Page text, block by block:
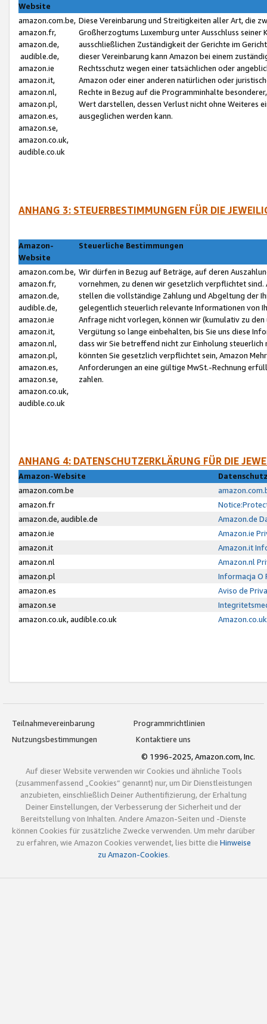
Website
amazon.com.be,
amazon.fr,
amazon.de,
audible.de,
amazon.ie
amazon.it,
amazon.nl,
amazon.pl,
amazon.es,
amazon.se,
amazon.co.uk,
audible.co.uk
Diese Vereinbarung und Streitigkeiten aller Art, die
Großherzogtums Luxemburg unter Ausschluss
ausschließlichen Zuständigkeit der Gerichte im
dieser Vereinbarung kann Amazon bei einem
Rechtsschutz wegen einer tatsächlichen oder
Amazon oder einer anderen natürlichen oder
Rechte in Bezug auf die Programminhalte
Wert darstellen, dessen Verlust nicht ohne Weiteres
ausgeglichen werden kann.
ANHANG 3: STEUERBESTIMMUNGEN FÜR DIE
Amazon-
Website
Steuerliche Bestimmungen
amazon.com.be,
amazon.fr,
amazon.de,
audible.de,
amazon.ie
amazon.it,
amazon.nl,
amazon.pl,
amazon.es,
amazon.se,
amazon.co.uk,
audible.co.uk
Wir dürfen in Bezug auf Beträge, auf deren
vornehmen, zu denen wir gesetzlich verpflichtet
stellen die vollständige Zahlung und Abgeltung der
gelegentlich steuerlich relevante Informationen von
Anfrage nicht vorlegen, können wir (kumulativ zu
Vergütung so lange einbehalten, bis Sie uns diese
dass wir Sie betreffend nicht zur Einholung
könnten Sie gesetzlich verpflichtet sein, Amazon
Anforderungen an eine gültige MwSt.-Rechnung
zahlen.
ANHANG 4: DATENSCHUTZERKLÄRUNG FÜR DIE
Amazon-Website
amazon.com.be
amazon.fr
amazon.de, audible.de
Amazon.de
amazon.ie
Amazon.ie
amazon.it
Amazon.it
amazon.nl
Amazon.nl
amazon.pl
Informacja O
amazon.es
Aviso de
amazon.se
amazon.co.uk, audible.co.uk
Teilnahmevereinbarung
Programmrichtlinien
Nutzungsbestimmungen
Kontaktiere uns
© 1996-2025, Amazon.com, Inc.
Auf dieser Website verwenden wir Cookies und ähnliche Tools
(zusammenfassend „Cookies“ genannt) nur, um Dir Dienstleistungen
anzubieten, einschließlich Deiner Authentifizierung, der Erhaltung
Deiner Einstellungen, der Verbesserung der Sicherheit und der
Bereitstellung von Inhalten. Andere Amazon-Seiten und -Dienste
können Cookies für zusätzliche Zwecke verwenden. Um mehr darüber
zu erfahren, wie Amazon Cookies verwendet, lies bitte die Hinweise
zu Amazon-Cookies.